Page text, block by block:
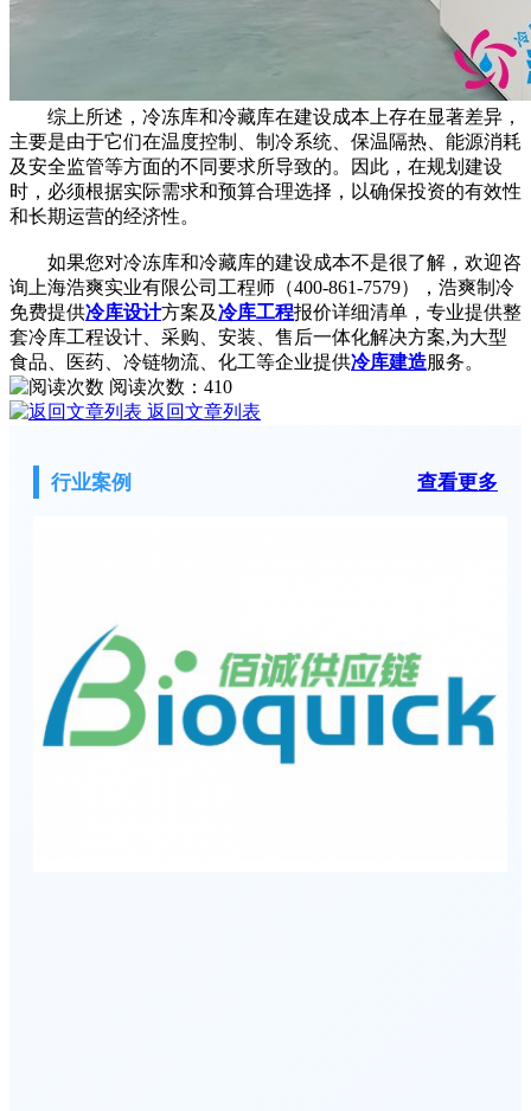
综上所述，冷冻库和冷藏库在建设成本上存在显著差异，
主要是由于它们在温度控制、制冷系统、保温隔热、能源消耗
及安全监管等方面的不同要求所导致的。因此，在规划建设
时，必须根据实际需求和预算合理选择，以确保投资的有效性
和长期运营的经济性。
如果您对冷冻库和冷藏库的建设成本不是很了解，欢迎咨
询上海浩爽实业有限公司工程师（400-861-7579），浩爽制冷
免费提供冷库设计方案及冷库工程报价详细清单，专业提供整
套冷库工程设计、采购、安装、售后一体化解决方案,为大型
食品、医药、冷链物流、化工等企业提供冷库建造服务。
阅读次数： 410
返回文章列表
行业案例 查看更多